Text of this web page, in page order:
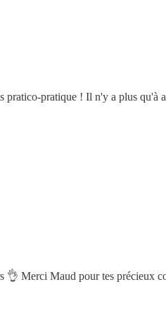
pratico-pratique ! Il n'y a plus qu'à
👌 Merci Maud pour tes précieux